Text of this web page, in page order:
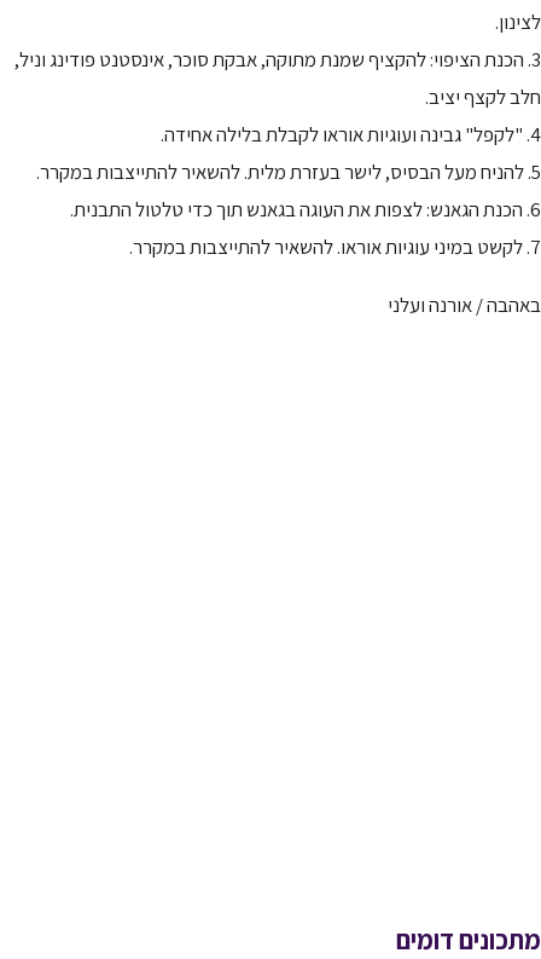
לצינון.
3. הכנת הציפוי: להקציף שמנת מתוקה, אבקת סוכר, אינסטנט פודינג וניל,
חלב לקצף יציב.
4. "לקפל" גבינה ועוגיות אוראו לקבלת בלילה אחידה.
5. להניח מעל הבסיס, לישר בעזרת מלית. להשאיר להתייצבות במקרר.
6. הכנת הגאנש: לצפות את העוגה בגאנש תוך כדי טלטול התבנית.
7. לקשט במיני עוגיות אוראו. להשאיר להתייצבות במקרר.
באהבה / אורנה ועלני
מתכונים דומים